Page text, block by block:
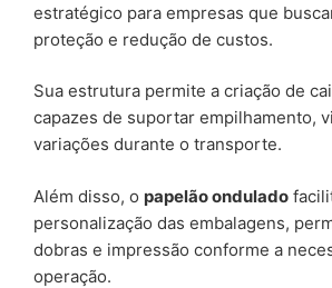
estratégico para empresas que
proteção e redução de custos.
Sua estrutura permite a criação de
capazes de suportar empilhamento,
variações durante o transporte.
Além disso, o papelão ondulado
personalização das embalagens,
dobras e impressão conforme a
operação.